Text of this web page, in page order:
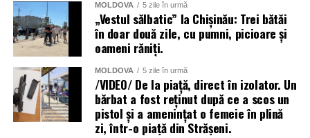
MOLDOVA 5 zile în urmă
„Vestul sălbatic” la Chișinău: Trei bătăi
în doar două zile, cu pumni, picioare și
oameni răniți.
MOLDOVA 5 zile în urmă
/VIDEO/ De la piață, direct în izolator. Un
bărbat a fost reținut după ce a scos un
pistol și a amenințat o femeie în plină
zi, într-o piață din Strășeni.